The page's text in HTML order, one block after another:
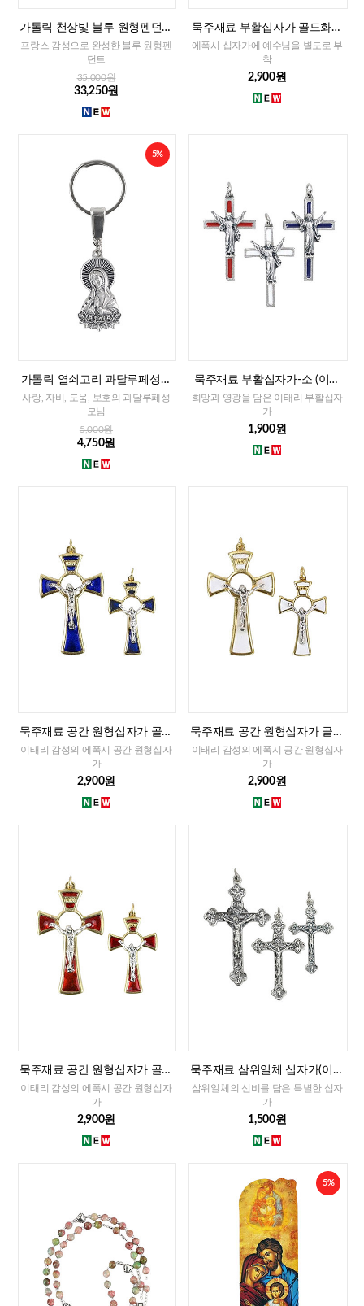
가톨릭 천상빛 블루 원형펜던트
(프랑스)
프랑스 감성으로 완성한 블루 원형펜
던트
35,000원
33,250원
묵주재료 부활십자가 골드화이
트(이태리)-소
에폭시 십자가에 예수님을 별도로 부
착
2,900원
5%
가톨릭 열쇠고리 과달루페성모
(이태리)
사랑, 자비, 도움, 보호의 과달루페성
모님
5,000원
4,750원
묵주재료 부활십자가-소 (이태
리)-레드,화이트,블루
희망과 영광을 담은 이태리 부활십자
가
1,900원
묵주재료 공간 원형십자가 골드
화블루(이태리)-대,소
이태리 감성의 에폭시 공간 원형십자
가
2,900원
묵주재료 공간 원형십자가 골드
화이트(이태리)-대,소
이태리 감성의 에폭시 공간 원형십자
가
2,900원
묵주재료 공간 원형십자가 골드
레드(이태리)-대,소
이태리 감성의 에폭시 공간 원형십자
가
2,900원
묵주재료 삼위일체 십자가(이태
리)-대,중,소
삼위일체의 신비를 담은 특별한 십자
가
1,500원
5%